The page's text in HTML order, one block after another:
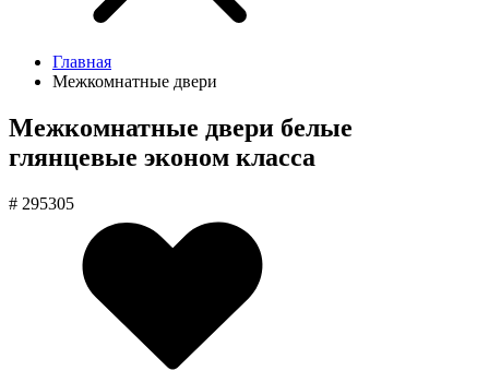
Главная
Межкомнатные двери
Межкомнатные двери белые
глянцевые эконом класса
# 295305